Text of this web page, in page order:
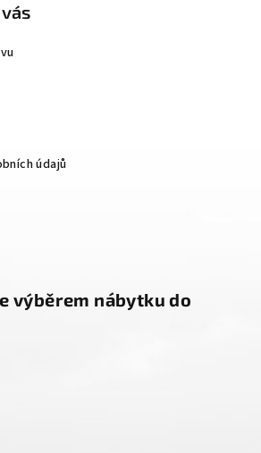
údajů
výběrem nábytku do